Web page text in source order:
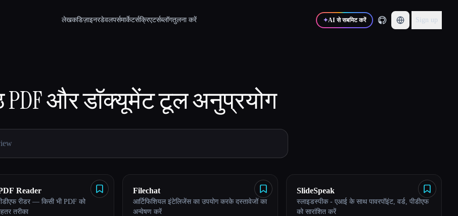
लेखकडिज़ाइनरडेवलपर्समार्केटर्सक्रिएटर्सब्लॉगतुलना करें ✦AI से सबमिट करें Sign up
PDF और डॉक्यूमेंट टूलअनुप्रयोग
Reader
रीडर — किसी भी PDF को
तरीका
Filechat
आर्टिफिशियल इंटेलिजेंस का उपयोग करके दस्तावेजों का
अन्वेषण करें
SlideSpeak
स्लाइडस्पीक - एआई के साथ पावरपॉइंट, वर्ड, पीडीएफ
को सारांशित करें